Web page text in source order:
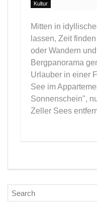
Kultur
Mitten in
lassen, Zeit
oder Wandern
Bergpanorama
Urlauber in einer
See im
Sonnenschein",
Zeller Sees